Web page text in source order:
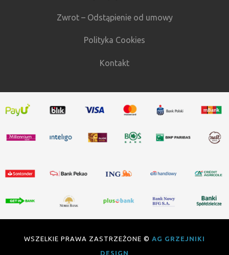
Zwrot – Odstąpienie od umowy
Polityka Cookies
Kontakt
WSZELKIE PRAWA ZASTRZEŻONE © AG GRZEJNIKI
DESIGN